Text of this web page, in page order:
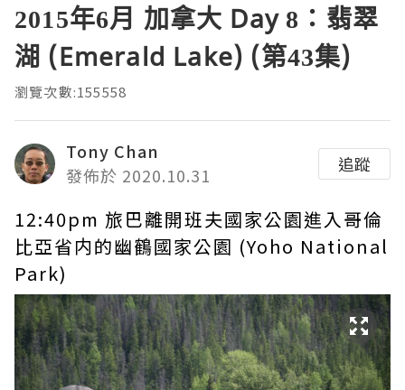
2015年6月 加拿大 Day 8：翡翠
湖 (Emerald Lake) (第43集)
瀏覽次數:155558
Tony Chan
發佈於 2020.10.31
追蹤
12:40pm 旅巴離開班夫國家公園進入哥倫
比亞省内的幽鶴國家公園 (Yoho National
Park)